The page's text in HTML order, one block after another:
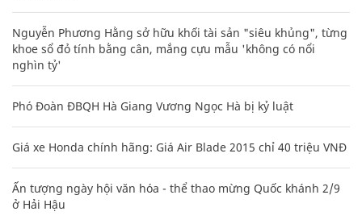
Nguyễn Phương Hằng sở hữu khối tài sản "siêu khủng", từng
khoe sổ đỏ tính bằng cân, mắng cựu mẫu 'không có nổi
nghìn tỷ'
Phó Đoàn ĐBQH Hà Giang Vương Ngọc Hà bị kỷ luật
Giá xe Honda chính hãng: Giá Air Blade 2015 chỉ 40 triệu VNĐ
Ấn tượng ngày hội văn hóa - thể thao mừng Quốc khánh 2/9
ở Hải Hậu